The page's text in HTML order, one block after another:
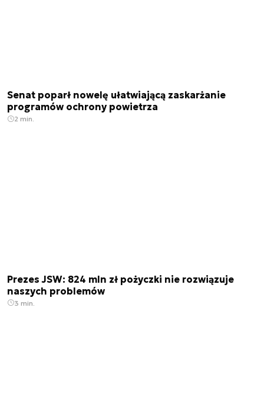
Senat poparł nowelę ułatwiającą zaskarżanie
programów ochrony powietrza
2 min.
Prezes JSW: 824 mln zł pożyczki nie rozwiązuje
naszych problemów
3 min.